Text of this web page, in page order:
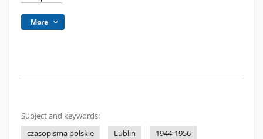
More
Subject and keywords:
czasopisma polskie
Lublin
1944-1956